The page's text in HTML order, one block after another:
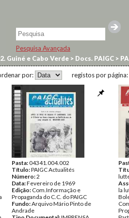
Pesquisa Avançada
Guiné e Cabo Verde > Docs. PAIGC >
registos por página:
por:
Pasta:04341.004.002
Título:PAIGC Actualités
Número:2
Data:Fevereiro de 1969
Edição: Com.Informação e
Propaganda do C.C. do PAIGC
Fundo:Arquivo Mário Pinto de
Andrade
la